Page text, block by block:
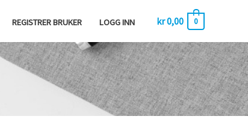
REGISTRER BRUKER LOGG INN kr0,00 0